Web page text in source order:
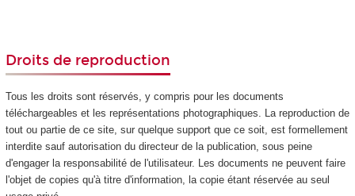
Droits de reproduction
Tous les droits sont réservés, y compris pour les documents
téléchargeables et les représentations photographiques. La reproduction de
tout ou partie de ce site, sur quelque support que ce soit, est formellement
interdite sauf autorisation du directeur de la publication, sous peine
d'engager la responsabilité de l'utilisateur. Les documents ne peuvent faire
l'objet de copies qu'à titre d'information, la copie étant réservée au seul